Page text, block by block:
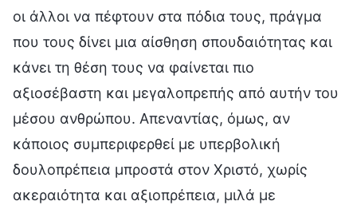
οι άλλοι να πέφτουν στα πόδια τους, πράγμα
που τους δίνει μια αίσθηση σπουδαιότητας και
κάνει τη θέση τους να φαίνεται πιο
αξιοσέβαστη και μεγαλοπρεπής από αυτήν του
μέσου ανθρώπου. Απεναντίας, όμως, αν
κάποιος συμπεριφερθεί με υπερβολική
δουλοπρέπεια μπροστά στον Χριστό, χωρίς
ακεραιότητα και αξιοπρέπεια, μιλά με